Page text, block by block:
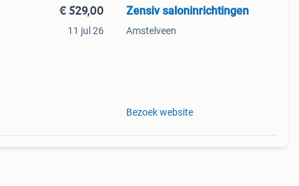
€ 529,00
11 jul 26
Zensiv saloninrichtingen
Amstelveen
Bezoek website